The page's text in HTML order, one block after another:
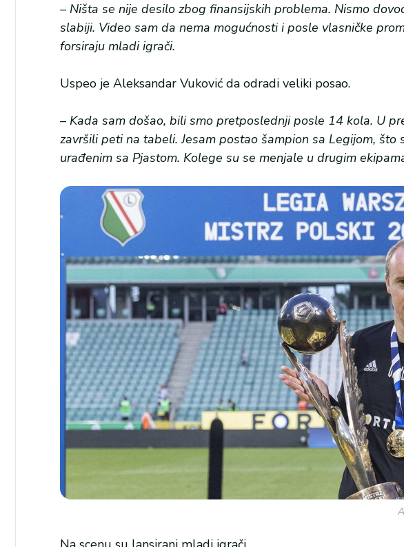
– Ništa se nije desilo zbog finansijskih problema. Nismo
slabiji. Video sam da nema mogućnosti i posle vlasničke
forsiraju mladi igrači.
Uspeo je Aleksandar Vuković da odradi veliki posao.
– Kada sam došao, bili smo pretposlednji posle 14 kola. U
završili peti na tabeli. Jesam postao šampion sa Legijom,
urađenim sa Pjastom. Kolege su se menjale u drugim